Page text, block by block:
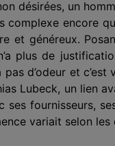
désirées, un
encore
et généreux.
plus de
d’odeur et
Lubeck, un lien
ses fournisseurs,
variait selon les